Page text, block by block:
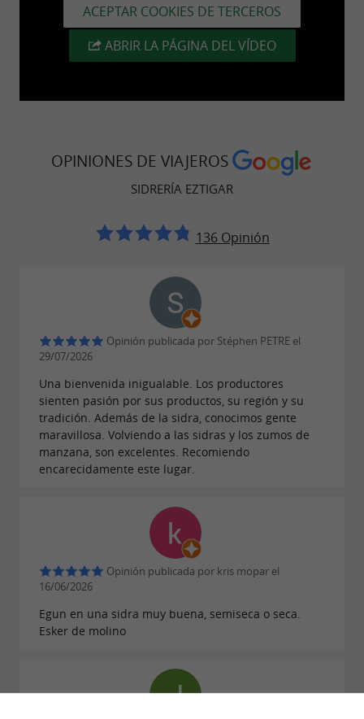
ACEPTAR COOKIES DE TERCEROS
ABRIR LA PÁGINA DEL VÍDEO
OPINIONES DE VIAJEROS
SIDRERÍA EZTIGAR
136 Opinión
Opinión publicada por Stéphen PETRE el
29/07/2026
Una bienvenida inigualable. Los productores
sienten pasión por sus productos, su región y su
tradición. Además de la sidra, conocimos gente
maravillosa. Volviendo a las sidras y los zumos de
manzana, son excelentes. Recomiendo
encarecidamente este lugar.
Opinión publicada por kris mopar el
16/06/2026
Egun en una sidra muy buena, semiseca o seca.
Esker de molino